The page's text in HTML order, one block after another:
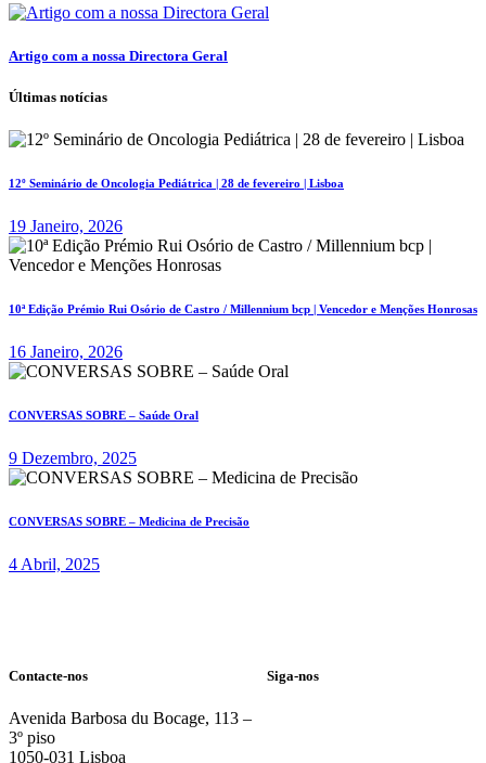
Artigo com a nossa Directora Geral
Últimas notícias
12º Seminário de Oncologia Pediátrica | 28 de fevereiro | Lisboa
19 Janeiro, 2026
10ª Edição Prémio Rui Osório de Castro / Millennium bcp | Vencedor e Menções Honrosas
16 Janeiro, 2026
CONVERSAS SOBRE – Saúde Oral
9 Dezembro, 2025
CONVERSAS SOBRE – Medicina de Precisão
4 Abril, 2025
Contacte-nos
Avenida Barbosa du Bocage, 113 –
3º piso
1050-031 Lisboa
Siga-nos